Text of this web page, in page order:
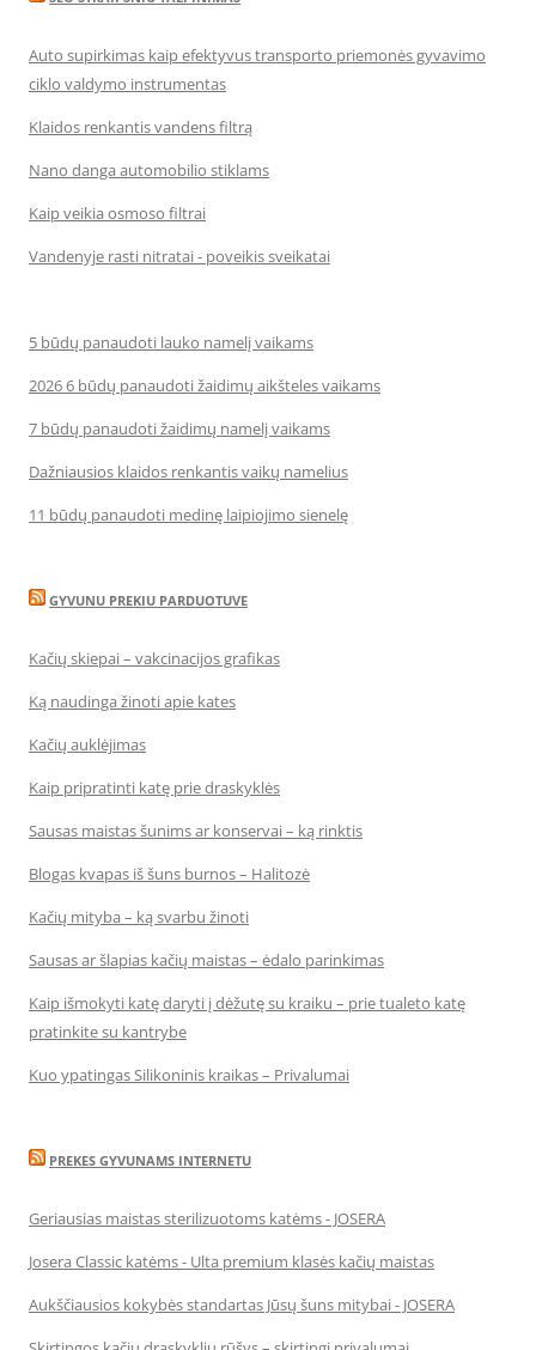
Auto supirkimas kaip efektyvus transporto priemonės gyvavimo
ciklo valdymo instrumentas
Klaidos renkantis vandens filtrą
Nano danga automobilio stiklams
Kaip veikia osmoso filtrai
Vandenyje rasti nitratai - poveikis sveikatai
5 būdų panaudoti lauko namelį vaikams
2026 6 būdų panaudoti žaidimų aikšteles vaikams
7 būdų panaudoti žaidimų namelį vaikams
Dažniausios klaidos renkantis vaikų namelius
11 būdų panaudoti medinę laipiojimo sienelę
GYVUNU PREKIU PARDUOTUVE
Kačių skiepai – vakcinacijos grafikas
Ką naudinga žinoti apie kates
Kačių auklėjimas
Kaip pripratinti katę prie draskyklės
Sausas maistas šunims ar konservai – ką rinktis
Blogas kvapas iš šuns burnos – Halitozė
Kačių mityba – ką svarbu žinoti
Sausas ar šlapias kačių maistas – ėdalo parinkimas
Kaip išmokyti katę daryti į dėžutę su kraiku – prie tualeto katę
pratinkite su kantrybe
Kuo ypatingas Silikoninis kraikas – Privalumai
PREKES GYVUNAMS INTERNETU
Geriausias maistas sterilizuotoms katėms - JOSERA
Josera Classic katėms - Ulta premium klasės kačių maistas
Aukščiausios kokybės standartas Jūsų šuns mitybai - JOSERA